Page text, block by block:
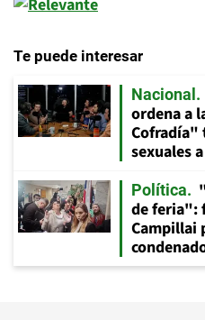
Te puede interesar
Nacional
ordena a
Cofradía"
sexuales
Política
de feria":
Campillai